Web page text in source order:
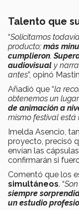
Talento que
“Solicitamos
producto; más
cumplieron.
audiovisual y
antes”, opinó
Añadió que “la
obtenemos un
de animación a
mismo festival está
Imelda Asencio,
proyecto, precisó
envían las
confirmarán si
Comentó que los
simultáneos. “
siempre
un estudio